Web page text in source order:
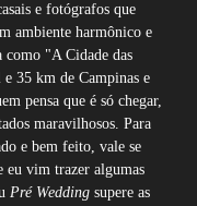
e fotógrafos que
ambiente harmônico e
como "A Cidade das
35 km de Campinas e
pensa que é só chegar,
maravilhosos. Para
e bem feito, vale se
eu vim trazer algumas
Pré Wedding supere as